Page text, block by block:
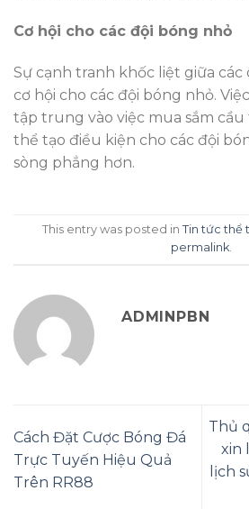
Cơ hội cho các đội bóng nhỏ
Sự cạnh tranh khốc liệt giữa
cơ hội cho các đội bóng nhỏ.
tập trung vào việc mua sắm
thể tạo điều kiện cho các đội
sòng phẳng hơn.
This entry was posted in Tin tức thể
permalink
ADMINPBN
Cách Đặt Cược Bóng Đá
Trực Tuyến Hiệu Quả
Trên RR88
Thủ
xin
lịch